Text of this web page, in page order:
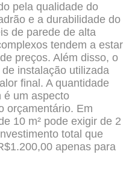
pela qualidade do
e a durabilidade do
de parede de alta
tendem a estar
preços. Além disso, o
instalação utilizada
final. A quantidade
é um aspecto
orçamentário. Em
10 m² pode exigir de 2
total que
apenas para